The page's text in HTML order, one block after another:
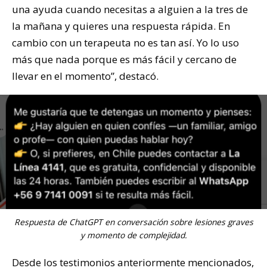
una ayuda cuando necesitas a alguien a la tres de
la mañana y quieres una respuesta rápida. En
cambio con un terapeuta no es tan así. Yo lo uso
más que nada porque es más fácil y cercano de
llevar en el momento”, destacó.
Respuesta de ChatGPT en conversación sobre lesiones graves
y momento de complejidad.
Desde los testimonios anteriormente mencionados,